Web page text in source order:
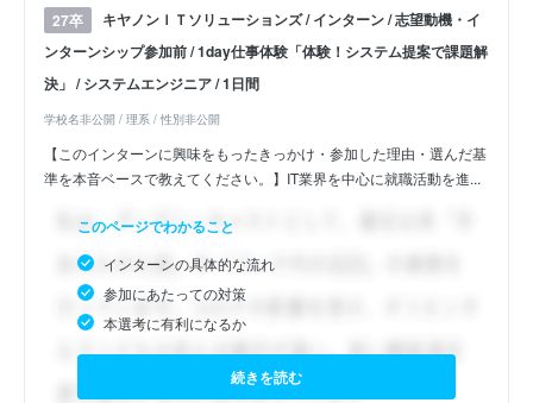
27卒
キヤノンＩＴソリューションズ / インターン / 志望動機・イ
ンターンシップ参加前 / 1day仕事体験「体験！システム提案で課題解
決」 / システムエンジニア / 1日間
学校名非公開 / 理系 / 性別非公開
【このインターンに興味をもったきっかけ・参加した理由・選んだ基
準を本音ベースで教えてください。】IT業界を中心に就職活動を進...
このページでわかること
インターンの具体的な流れ
参加にあたっての対策
本選考に有利になるか
続きを読む